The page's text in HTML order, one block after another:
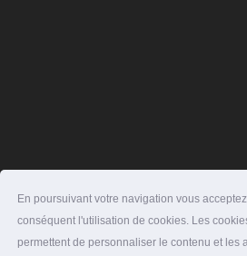
En poursuivant votre navigation vous
conséquent l'utilisation de cookies. Les
permettent de personnaliser le contenu et les